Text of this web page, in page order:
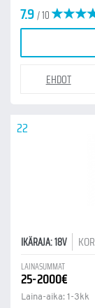
7.9/ 10
EHDOT
22
IKÄRAJA: 18V
LAINASUMMAT
25-2000€
Laina-aika: 1-3kk